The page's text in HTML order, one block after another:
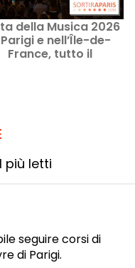
della Musica 2026
e nell’Île-de-
France, tutto il
I più letti
seguire corsi di
di Parigi.